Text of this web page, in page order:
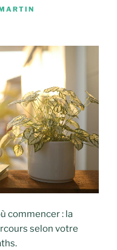
commencer : la
selon votre